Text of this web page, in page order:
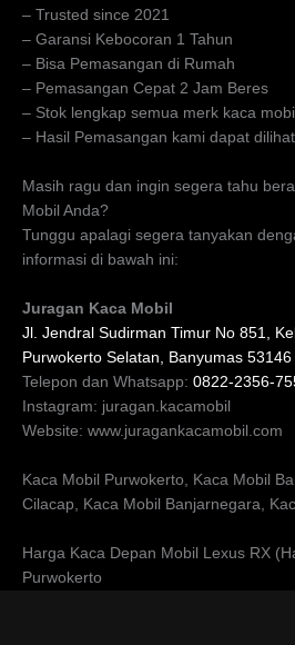
– Trusted since 2021
– Garansi Kebocoran 1 Tahun
– Bisa Pemasangan di Rumah
– Pemasangan Cepat 2 Jam Beres
– Stok lengkap semua merk kaca mobil
– Hasil Pemasangan kami dapat dilihat
Masih ragu dan ingin segera tahu
Mobil Anda?
Tunggu apalagi segera tanyakan
informasi di bawah ini:
Juragan Kaca Mobil
Jl. Jendral Sudirman Timur No 851,
Purwokerto Selatan, Banyumas 53146
Telepon dan Whatsapp: 0822-2356-
Instagram: juragan.kacamobil
Website: www.juragankacamobil.com
Kaca Mobil Purwokerto, Kaca Mobil
Cilacap, Kaca Mobil Banjarnegara,
Harga Kaca Depan Mobil Lexus RX
Purwokerto